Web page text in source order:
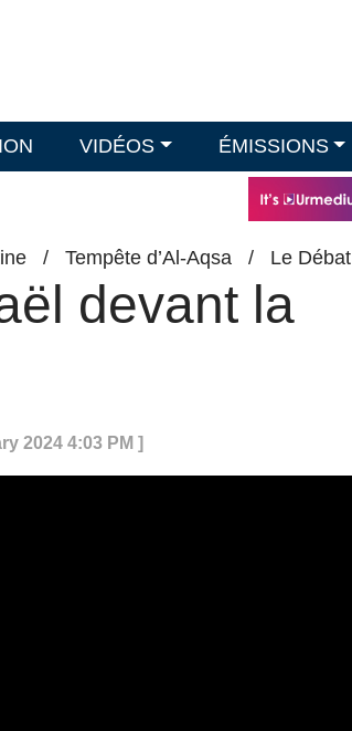
VIDÉOS ÉMISSIONS
/ Tempête d’Al-Aqsa / Le Débat
devant la
2024 4:03 PM ]